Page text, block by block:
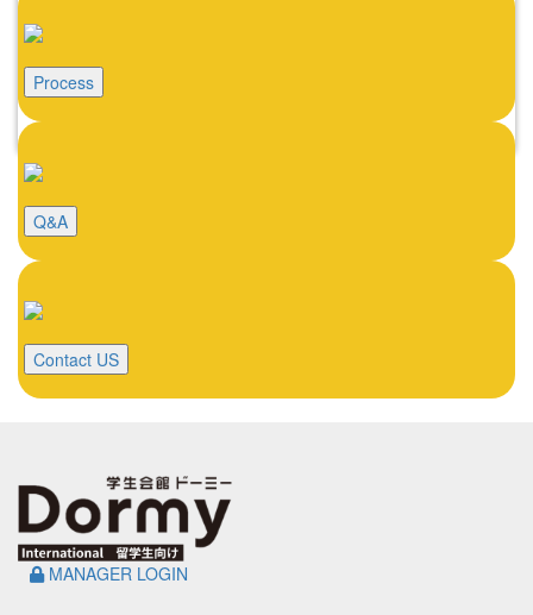
東京/神奈川/埼玉
東京/神奈川/埼玉
東京料理大学（神楽板キャンパス）
東京/神奈川/埼玉
Process
Q&A
Contact US
MANAGER LOGIN